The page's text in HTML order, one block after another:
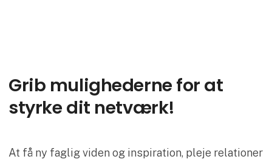
Grib mulighederne for at
styrke dit netværk!
At få ny faglig viden og inspiration, pleje relationer